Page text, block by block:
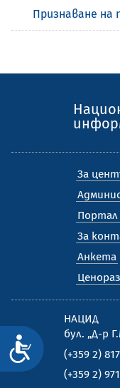
Достъпност
Признаване на
За
Портал
За
Анкета
НАЦИД
бул. „Д-р
(+359 2)
(+359 2)